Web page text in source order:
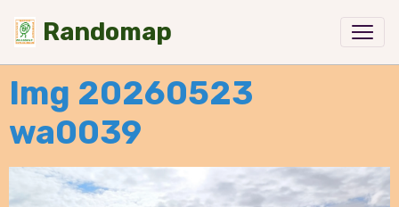
Randomap
Img 20260523
wa0039